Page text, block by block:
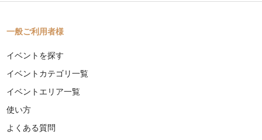
一般ご利用者様
イベントを探す
イベントカテゴリ一覧
イベントエリア一覧
使い方
よくある質問